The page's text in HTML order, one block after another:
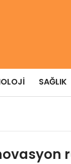
SAĞLIK